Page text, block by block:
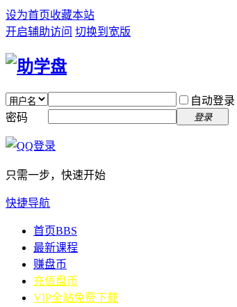
设为首页收藏本站
开启辅助访问 切换到宽版
自动登录
密码
登录
只需一步，快速开始
快捷导航
首页BBS
最新课程
赚盘币
充值盘币
VIP全站免费下载